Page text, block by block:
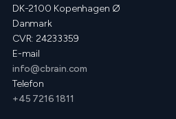
DK-2100 Kopenhagen Ø
Danmark
CVR: 24233359
E-mail
info@cbrain.com
Telefon
+45 7216 1811